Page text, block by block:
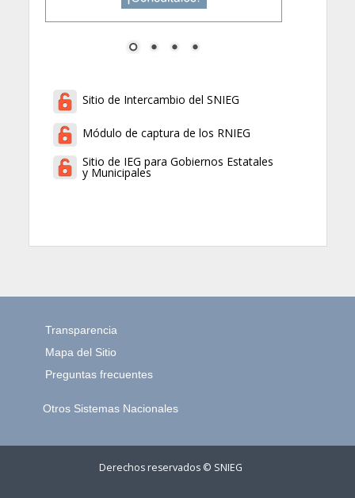
Sitio de Intercambio del SNIEG
Módulo de captura de los RNIEG
Sitio de IEG para Gobiernos Estatales
y Municipales
Transparencia
Mapa del Sitio
Preguntas frecuentes
Otros Sistemas Nacionales
Derechos reservados © SNIEG